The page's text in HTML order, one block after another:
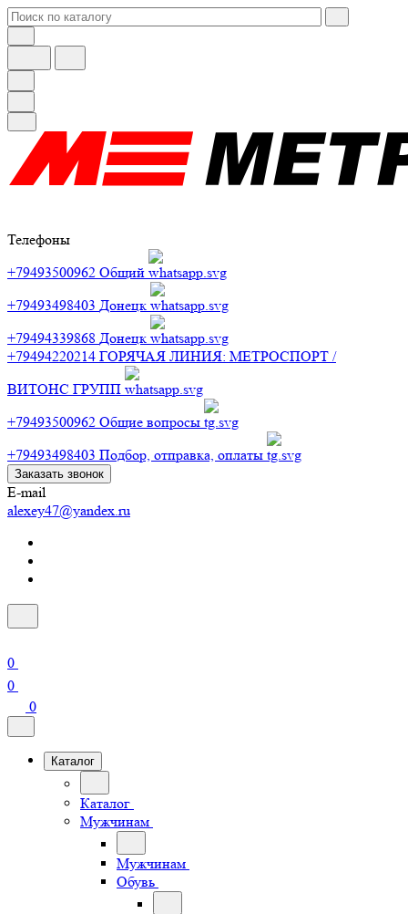
Телефоны
+79493500962 Общий
+79493498403 Донецк
+79494339868 Донецк
+79494220214 ГОРЯЧАЯ ЛИНИЯ: МЕТРОСПОРТ /
ВИТОНС ГРУПП
+79493500962 Общие вопросы
+79493498403 Подбор, отправка, оплаты
Заказать звонок
E-mail
alexey47@yandex.ru
0
0
0
Каталог
Каталог
Мужчинам
Мужчинам
Обувь